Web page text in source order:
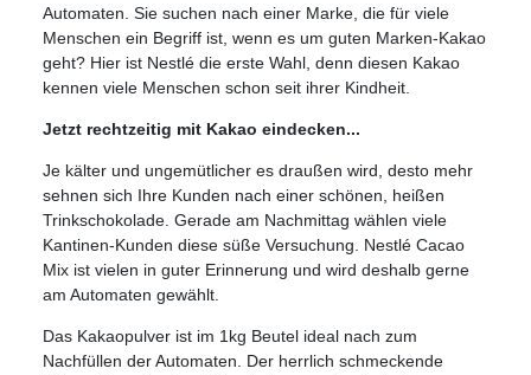
Automaten. Sie suchen nach einer Marke, die für viele
Menschen ein Begriff ist, wenn es um guten Marken-Kakao
geht? Hier ist Nestlé die erste Wahl, denn diesen Kakao
kennen viele Menschen schon seit ihrer Kindheit.
Jetzt rechtzeitig mit Kakao eindecken...
Je kälter und ungemütlicher es draußen wird, desto mehr
sehnen sich Ihre Kunden nach einer schönen, heißen
Trinkschokolade. Gerade am Nachmittag wählen viele
Kantinen-Kunden diese süße Versuchung. Nestlé Cacao
Mix ist vielen in guter Erinnerung und wird deshalb gerne
am Automaten gewählt.
Das Kakaopulver ist im 1kg Beutel ideal nach zum
Nachfüllen der Automaten. Der herrlich schmeckende